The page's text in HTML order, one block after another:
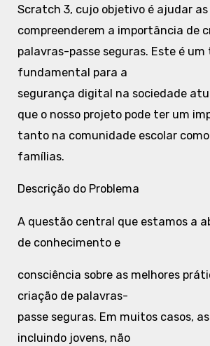
Scratch 3, cujo objetivo é ajudar
compreenderem a importância de
palavras-passe seguras. Este é um
fundamental para a
segurança digital na sociedade
que o nosso projeto pode ter um
tanto na comunidade escolar
famílias.
Descrição do Problema
A questão central que estamos a
de conhecimento e
consciência sobre as melhores
criação de palavras-
passe seguras. Em muitos casos,
incluindo jovens, não